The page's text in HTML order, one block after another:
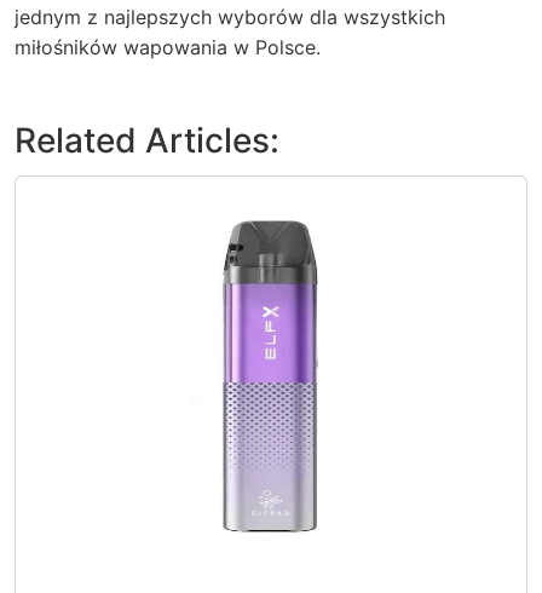
jednym z najlepszych wyborów dla wszystkich
miłośników wapowania w Polsce.
Related Articles: